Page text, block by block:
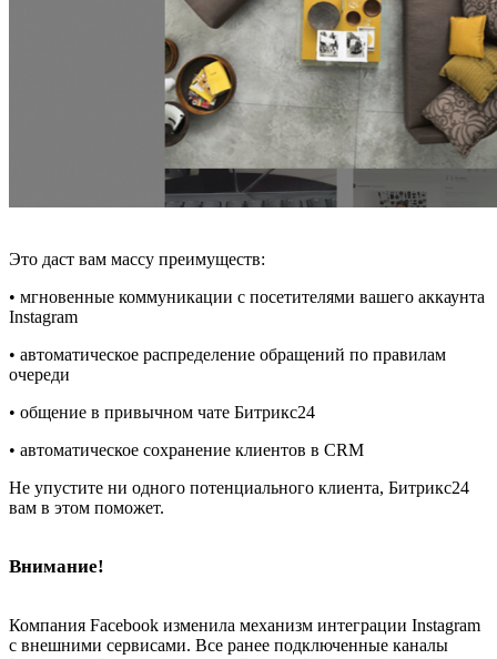
Это даст вам массу преимуществ:
• мгновенные коммуникации с посетителями вашего аккаунта
Instagram
• автоматическое распределение обращений по правилам
очереди
• общение в привычном чате Битрикс24
• автоматическое сохранение клиентов в CRM
Не упустите ни одного потенциального клиента, Битрикс24
вам в этом поможет.
Внимание!
Компания Facebook изменила механизм интеграции Instagram
с внешними сервисами. Все ранее подключенные каналы